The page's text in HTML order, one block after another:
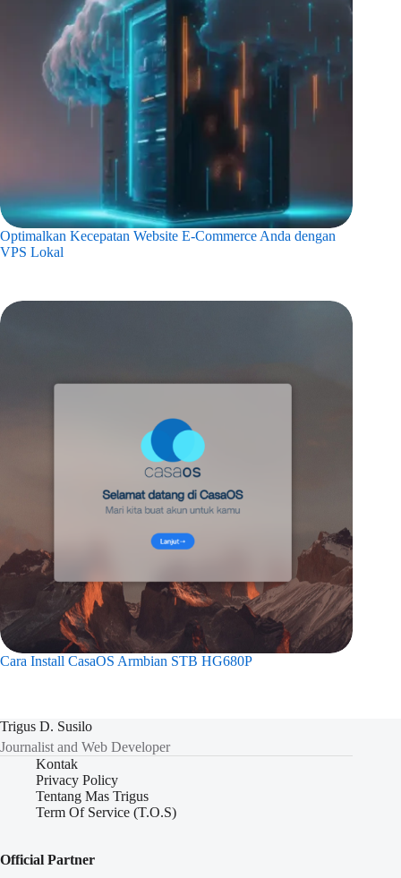
Optimalkan Kecepatan Website E-Commerce Anda dengan
VPS Lokal
Cara Install CasaOS Armbian STB HG680P
Trigus D. Susilo
Journalist and Web Developer
Kontak
Privacy Policy
Tentang Mas Trigus
Term Of Service (T.O.S)
Official Partner